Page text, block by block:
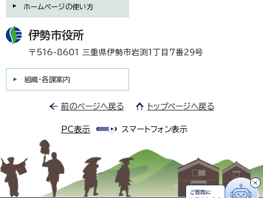
ホームページの使い方
伊勢市役所
〒516-8601 三重県伊勢市岩渕1丁目7番29号
組織・各課案内
前のページへ戻る トップページへ戻る
PC表示 スマートフォン表示